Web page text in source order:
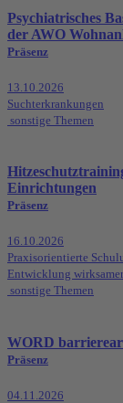
Psychiatrisches
der AWO
Präsenz
13.10.2026
Suchterkrankungen
sonstige Themen
Einrichtungen
Präsenz
16.10.2026
Praxisorientierte
Entwicklung
sonstige Themen
WORD
Präsenz
04.11.2026